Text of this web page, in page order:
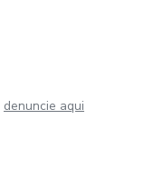
denuncie aqui